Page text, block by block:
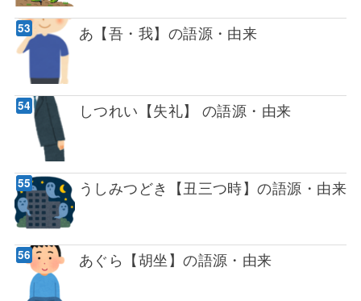
あ【吾・我】の語源・由来
しつれい【失礼】 の語源・由来
うしみつどき【丑三つ時】の語源・由来
あぐら【胡坐】の語源・由来